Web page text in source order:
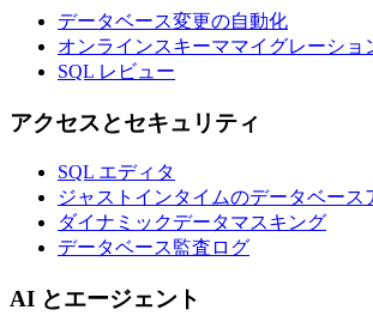
データベース変更の自動化
オンラインスキーママイグレーショ
SQL レビュー
アクセスとセキュリティ
SQL エディタ
ジャストインタイムのデータベース
ダイナミックデータマスキング
データベース監査ログ
AI とエージェント